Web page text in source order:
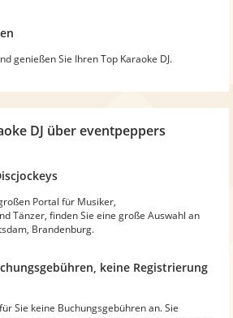
genießen Sie Ihren Top Karaoke DJ.
DJ über eventpeppers
Portal für Musiker,
Tänzer, finden Sie eine große Auswahl an
Brandenburg.
keine Registrierung
Sie keine Buchungsgebühren an. Sie